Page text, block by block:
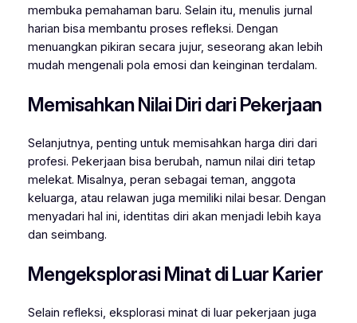
membuka pemahaman baru. Selain itu, menulis jurnal
harian bisa membantu proses refleksi. Dengan
menuangkan pikiran secara jujur, seseorang akan lebih
mudah mengenali pola emosi dan keinginan terdalam.
Memisahkan Nilai Diri dari Pekerjaan
Selanjutnya, penting untuk memisahkan harga diri dari
profesi. Pekerjaan bisa berubah, namun nilai diri tetap
melekat. Misalnya, peran sebagai teman, anggota
keluarga, atau relawan juga memiliki nilai besar. Dengan
menyadari hal ini, identitas diri akan menjadi lebih kaya
dan seimbang.
Mengeksplorasi Minat di Luar Karier
Selain refleksi, eksplorasi minat di luar pekerjaan juga